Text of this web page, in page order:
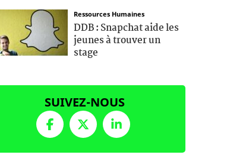
Ressources Humaines
DDB : Snapchat aide les
jeunes à trouver un
stage
SUIVEZ-NOUS